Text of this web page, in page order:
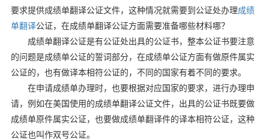
要求提供成绩单翻译公证文件，这种情况就需要到公证处办理成绩
单翻译公证，在成绩单翻译公证方面需要准备哪些材料哪？
成绩单翻译公证是有公证处出具的公证书，整本公证书要注意
的问题是成绩单公证的誓词部分，在成绩单公证方面有做原件属实
公证的，也有做译本相符公证的，不同的国家有着不同的要求。
在申请成绩单办理时，也要根据对应国家的要求，进行办理申
请，例如在美国使用的成绩单翻译公证文件，出具的公证书既要做
成绩单原件属实公证，也要做成绩单翻译件的译本相符公证，这种
公证也叫作双号公证。